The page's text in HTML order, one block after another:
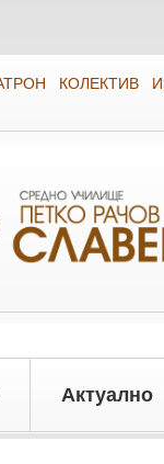
КОЛЕКТИВ
Актуално